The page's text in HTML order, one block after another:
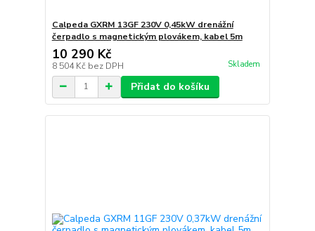
Calpeda GXRM 13GF 230V 0,45kW drenážní
čerpadlo s magnetickým plovákem, kabel 5m
10 290 Kč
8 504 Kč bez DPH Skladem
Přidat do košíku